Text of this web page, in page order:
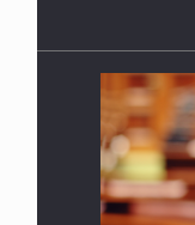
وغير